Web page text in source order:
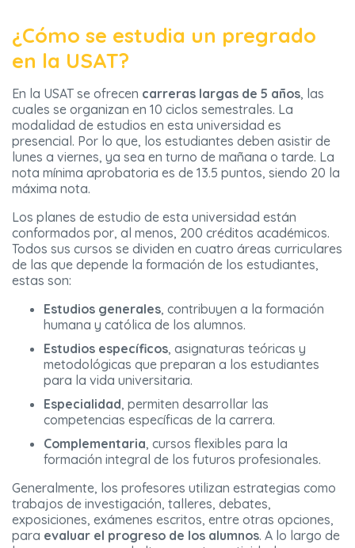
¿Cómo se estudia un pregrado
en la USAT?
En la USAT se ofrecen carreras largas de 5 años, las
cuales se organizan en 10 ciclos semestrales. La
modalidad de estudios en esta universidad es
presencial. Por lo que, los estudiantes deben asistir de
lunes a viernes, ya sea en turno de mañana o tarde. La
nota mínima aprobatoria es de 13.5 puntos, siendo 20 la
máxima nota.
Los planes de estudio de esta universidad están
conformados por, al menos, 200 créditos académicos.
Todos sus cursos se dividen en cuatro áreas curriculares
de las que depende la formación de los estudiantes,
estas son:
Estudios generales, contribuyen a la formación
humana y católica de los alumnos.
Estudios específicos, asignaturas teóricas y
metodológicas que preparan a los estudiantes
para la vida universitaria.
Especialidad, permiten desarrollar las
competencias específicas de la carrera.
Complementaria, cursos flexibles para la
formación integral de los futuros profesionales.
Generalmente, los profesores utilizan estrategias como
trabajos de investigación, talleres, debates,
exposiciones, exámenes escritos, entre otras opciones,
para evaluar el progreso de los alumnos. A lo largo de